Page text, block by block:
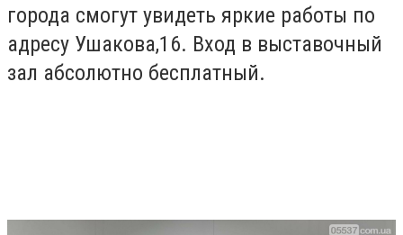
города смогут увидеть яркие работы по
адресу Ушакова,16. Вход в выставочный
зал абсолютно бесплатный.